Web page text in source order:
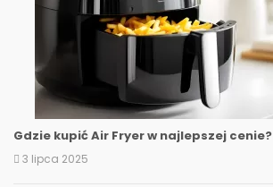
Gdzie kupić Air Fryer w najlepszej cenie?
3 lipca 2025